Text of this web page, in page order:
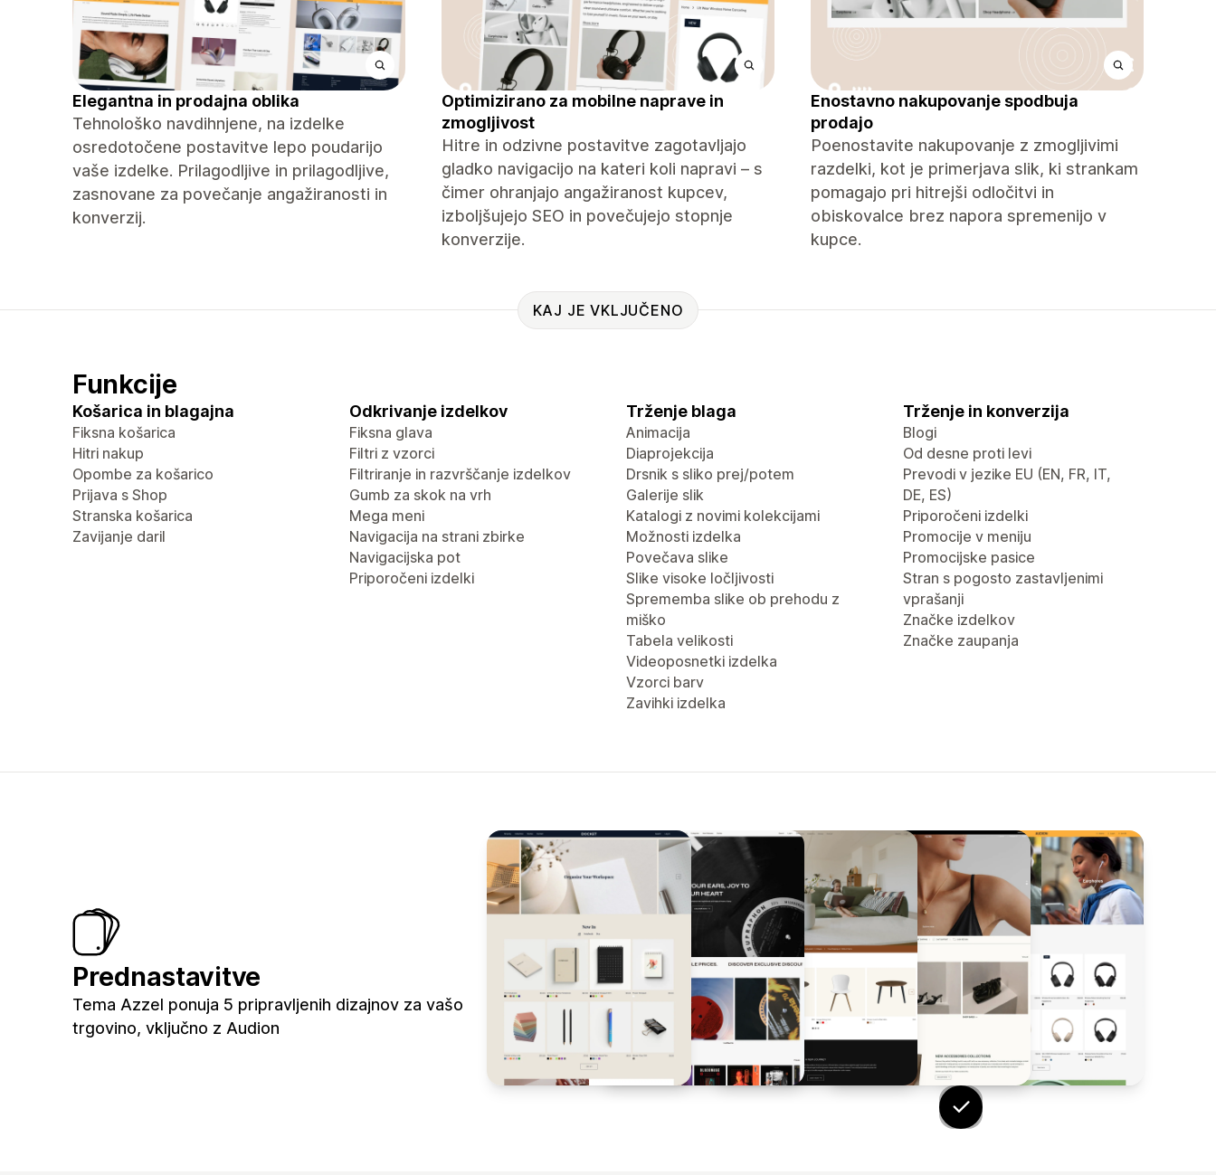
Elegantna in prodajna oblika
Tehnološko navdihnjene, na izdelke
osredotočene postavitve lepo poudarijo
vaše izdelke. Prilagodljive in prilagodljive,
zasnovane za povečanje angažiranosti in
konverzij.
Optimizirano za mobilne naprave in
zmogljivost
Hitre in odzivne postavitve zagotavljajo
gladko navigacijo na kateri koli napravi – s
čimer ohranjajo angažiranost kupcev,
izboljšujejo SEO in povečujejo stopnje
konverzije.
Enostavno nakupovanje spodbuja
prodajo
Poenostavite nakupovanje z zmogljivimi
razdelki, kot je primerjava slik, ki strankam
pomagajo pri hitrejši odločitvi in ​​
obiskovalce brez napora spremenijo v
kupce.
KAJ JE VKLJUČENO
Funkcije
Košarica in blagajna
Fiksna košarica
Hitri nakup
Opombe za košarico
Prijava s Shop
Stranska košarica
Zavijanje daril
Odkrivanje izdelkov
Fiksna glava
Filtri z vzorci
Filtriranje in razvrščanje izdelkov
Gumb za skok na vrh
Mega meni
Navigacija na strani zbirke
Navigacijska pot
Priporočeni izdelki
Trženje blaga
Animacija
Diaprojekcija
Drsnik s sliko prej/potem
Galerije slik
Katalogi z novimi kolekcijami
Možnosti izdelka
Povečava slike
Slike visoke ločljivosti
Sprememba slike ob prehodu z
miško
Tabela velikosti
Videoposnetki izdelka
Vzorci barv
Zavihki izdelka
Trženje in konverzija
Blogi
Od desne proti levi
Prevodi v jezike EU (EN, FR, IT,
DE, ES)
Priporočeni izdelki
Promocije v meniju
Promocijske pasice
Stran s pogosto zastavljenimi
vprašanji
Značke izdelkov
Značke zaupanja
Prednastavitve
Tema Azzel ponuja 5 pripravljenih dizajnov za vašo
trgovino, vključno z Audion